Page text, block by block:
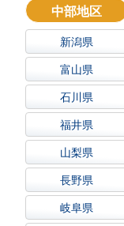
中部地区
新潟県
富山県
石川県
福井県
山梨県
長野県
岐阜県